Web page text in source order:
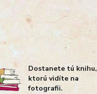
Dostanete tú knihu,
ktorú vidíte na
fotografii.